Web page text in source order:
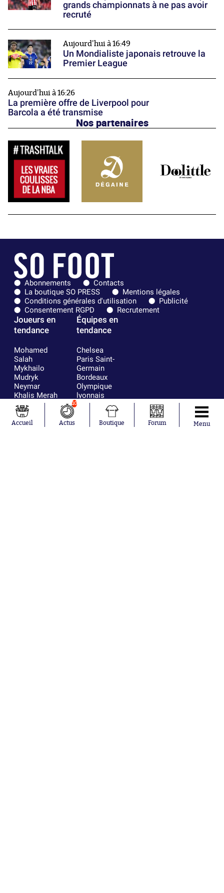
grands championnats à ne pas avoir
recruté
Aujourd'hui à 16:49
Un Mondialiste japonais retrouve la
Premier League
Aujourd'hui à 16:26
La première offre de Liverpool pour
Barcola a été transmise
Nos partenaires
Abonnements
Contacts
La boutique SO PRESS
Mentions légales
Conditions générales d'utilisation
Publicité
Consentement RGPD
Recrutement
Joueurs en
tendance
Mohamed
Salah
Mykhailo
Mudryk
Neymar
Khalis Merah
Loïs Openda
Moussa
Niakhaté
Équipes en
tendance
Chelsea
Paris Saint-
Germain
Bordeaux
Olympique
lyonnais
FIFA
Real Madrid
RC Strasbourg
Accueil
10
Actus Boutique Forum Menu